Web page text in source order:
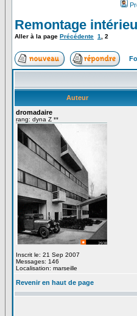
Remontage
Aller à la page Précédente 1 2
Auteur
dromadaire
rang: dyna Z **
Inscrit le: 21 Sep 2007
Messages: 146
Localisation: marseille
Revenir en haut de page